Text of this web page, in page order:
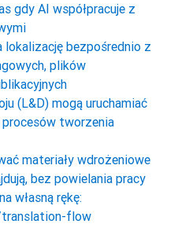
gdy AI współpracuje z
lokalizację bezpośrednio z
plików
(L&D) mogą uruchamiać
tworzenia
materiały wdrożeniowe
bez powielania pracy
własną rękę:
flow